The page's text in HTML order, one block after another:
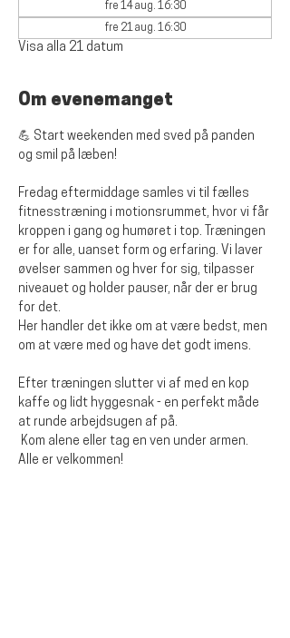
fre 14 aug. 16:30
fre 21 aug. 16:30
Visa alla 21 datum
Om evenemanget
💪 Start weekenden med sved på panden
og smil på læben!
Fredag eftermiddage samles vi til fælles
fitnesstræning i motionsrummet, hvor vi får
kroppen i gang og humøret i top. Træningen
er for alle, uanset form og erfaring. Vi laver
øvelser sammen og hver for sig, tilpasser
niveauet og holder pauser, når der er brug
for det.
Her handler det ikke om at være bedst, men
om at være med og have det godt imens.
Efter træningen slutter vi af med en kop
kaffe og lidt hyggesnak - en perfekt måde
at runde arbejdsugen af på.
Alle er velkommen!